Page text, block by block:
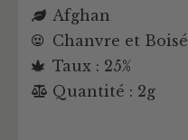
Afghan
Chanvre et Boisé
Taux : 25%
Quantité : 2g